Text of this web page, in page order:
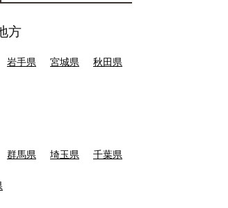
方
岩手県 宮城県 秋田県
群馬県 埼玉県 千葉県